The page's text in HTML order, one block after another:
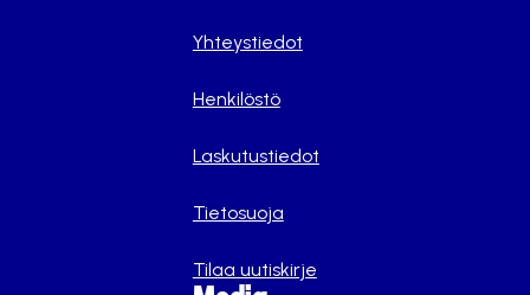
Yhteystiedot
Henkilöstö
Laskutustiedot
Tietosuoja
Tilaa uutiskirje